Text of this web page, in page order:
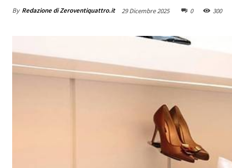
By Redazione di Zeroventiquattro.it 29 Dicembre 2025 0 300